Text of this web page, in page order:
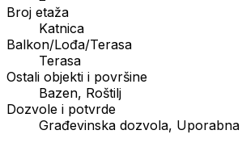
Broj etaža
Katnica
Balkon/Lođa/Terasa
Terasa
Ostali objekti i površine
Bazen, Roštilj
Dozvole i potvrde
Građevinska dozvola,